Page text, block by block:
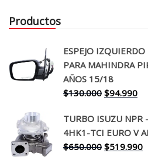
Productos
ESPEJO
PARA MAHINDRA
AÑOS 15/18
$130.000 El
original
era:
$130.000.
$94.990El
es:
TURBO ISUZU NPR
4HK1-TCI EURO V
$650.000 El
$519.990El